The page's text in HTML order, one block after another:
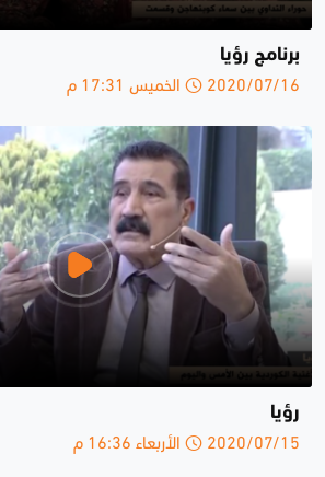
برنامج رؤيا
2020/07/16 الخميس 17:31 م
رؤيا
2020/07/15 الأربعاء 16:36 م